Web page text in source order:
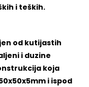
i teških.
od kutijastih
i duzine
koja
i ispod